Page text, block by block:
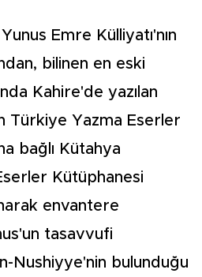
Emre Külliyatı'nın
bilinen en eski
Kahire'de yazılan
Türkiye Yazma Eserler
bağlı Kütahya
Kütüphanesi
envantere
tasavvufi
Nushiyye'nin bulunduğu